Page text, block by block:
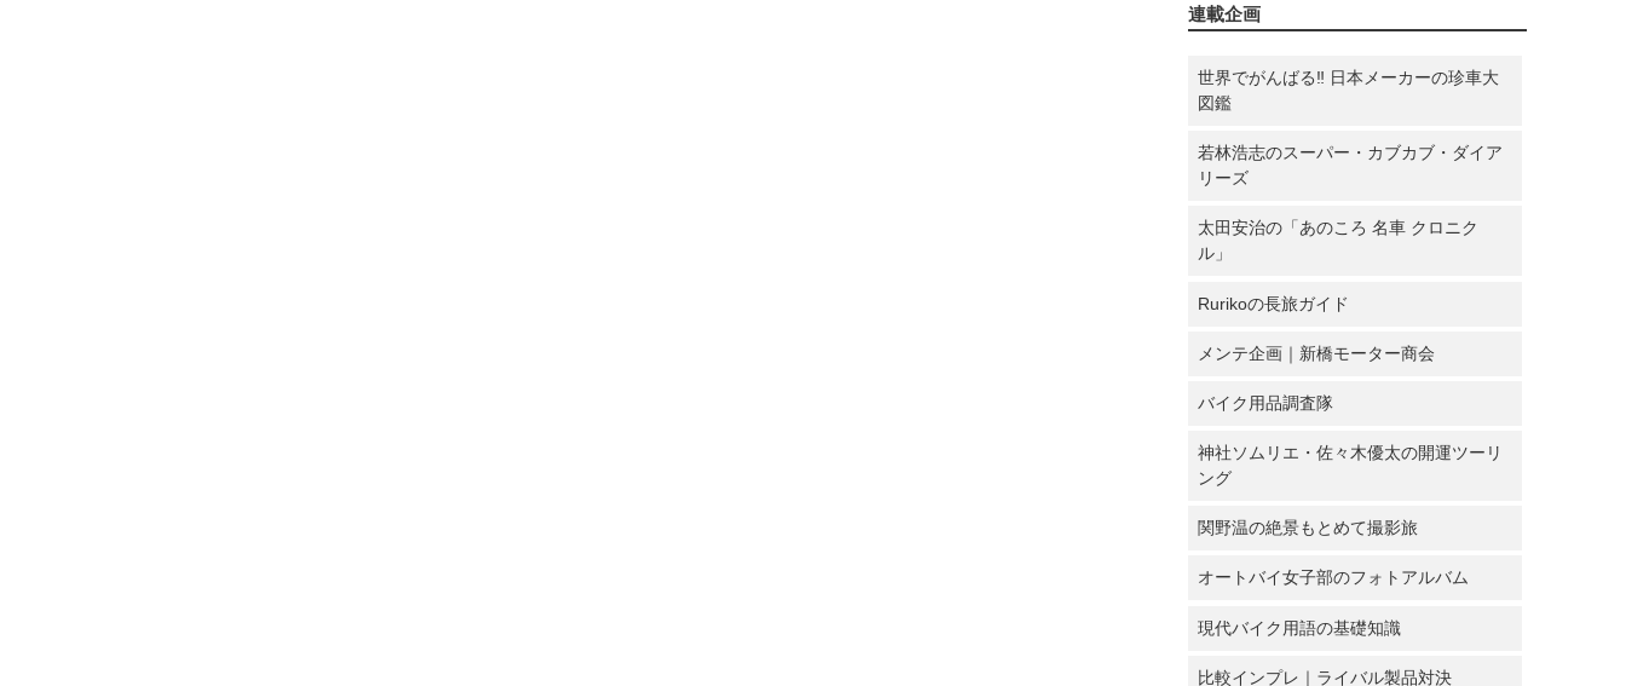
連載企画
世界でがんばる‼ 日本メーカーの珍車大
図鑑
若林浩志のスーパー・カブカブ・ダイア
リーズ
太田安治の「あのころ 名車 クロニク
ル」
Rurikoの長旅ガイド
メンテ企画｜新橋モーター商会
バイク用品調査隊
神社ソムリエ・佐々木優太の開運ツーリ
ング
関野温の絶景もとめて撮影旅
オートバイ女子部のフォトアルバム
現代バイク用語の基礎知識
比較インプレ｜ライバル製品対決